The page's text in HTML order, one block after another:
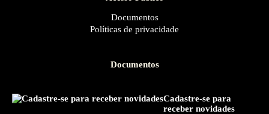
Documentos
Políticas de privacidade
Documentos
Cadastre-se para
receber novidades